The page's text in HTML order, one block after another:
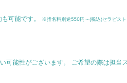
可能です。
※指名料別途550円～(税込)セラピスト
可能性がございます。 ご希望の際は担当